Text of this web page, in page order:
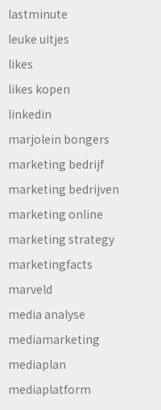
lastminute
leuke uitjes
likes
likes kopen
linkedin
marjolein bongers
marketing bedrijf
marketing bedrijven
marketing online
marketing strategy
marketingfacts
marveld
media analyse
mediamarketing
mediaplan
mediaplatform